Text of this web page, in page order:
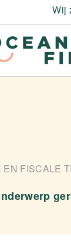
Wij
FISCALE